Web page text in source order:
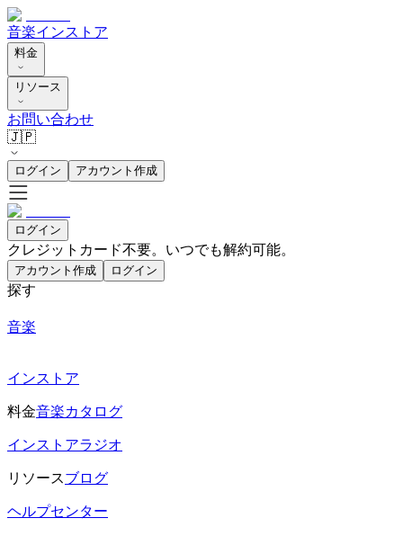
音楽インストア
料金
リソース
お問い合わせ
🇯🇵
ログイン アカウント作成
ログイン
クレジットカード不要。いつでも解約可能。
アカウント作成 ログイン
探す
音楽
インストア
料金音楽カタログ
インストアラジオ
リソースブログ
ヘルプセンター